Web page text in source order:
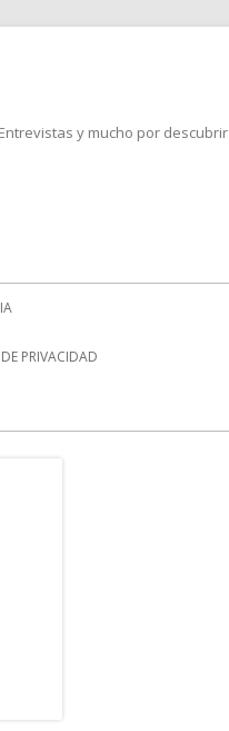
y mucho por descubrir
PRIVACIDAD